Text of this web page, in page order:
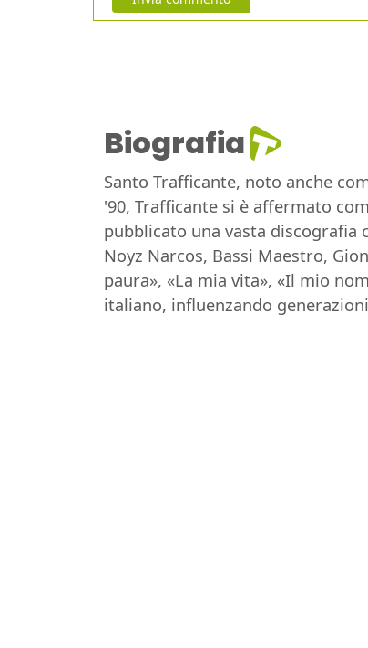
Biografia
Santo Trafficante, noto anche
'90, Trafficante si è affermato
pubblicato una vasta discografia
Noyz Narcos, Bassi Maestro,
paura», «La mia vita», «Il mio
italiano, influenzando